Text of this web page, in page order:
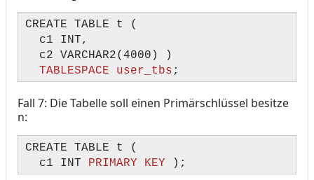
CREATE TABLE t (
c1 INT,
c2 VARCHAR2(4000) )
TABLESPACE user_tbs ;
Fall 7: Die Tabelle soll einen Primärschlüssel besitze
n:
CREATE TABLE t (
c1 INT PRIMARY KEY );